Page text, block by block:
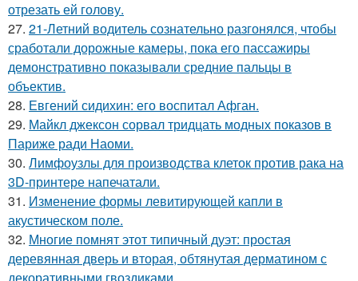
отрезать ей голову.
27. 21-Летний водитель сознательно разгонялся, чтобы
сработали дорожные камеры, пока его пассажиры
демонстративно показывали средние пальцы в
объектив.
28. Евгений сидихин: его воспитал Афган.
29. Майкл джексон сорвал тридцать модных показов в
Париже ради Наоми.
30. Лимфоузлы для производства клеток против рака на
3D-принтере напечатали.
31. Изменение формы левитирующей капли в
акустическом поле.
32. Многие помнят этот типичный дуэт: простая
деревянная дверь и вторая, обтянутая дерматином с
декоративными гвоздиками.